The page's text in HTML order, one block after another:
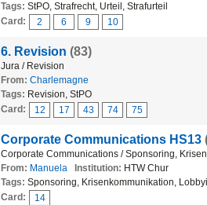
Tags: StPO, Strafrecht, Urteil, Strafurteil
Card:
2 6 9 10
6. Revision (83)
Jura / Revision
From: Charlemagne
Tags: Revision, StPO
Card:
12 17 43 74 75
Corporate Communications HS13
Corporate Communications / Sponsoring,
From: Manuela Institution: HTW Chur
Tags: Sponsoring, Krisenkommunikation,
Card:
14